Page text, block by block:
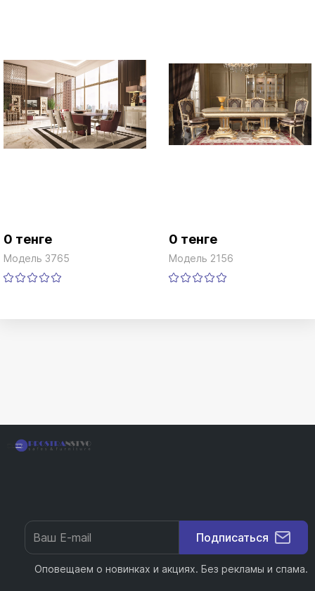
0 тенге
Модель 3765
0 тенге
Модель 2156
Подписаться
Оповещаем о новинках и акциях. Без рекламы и спама.